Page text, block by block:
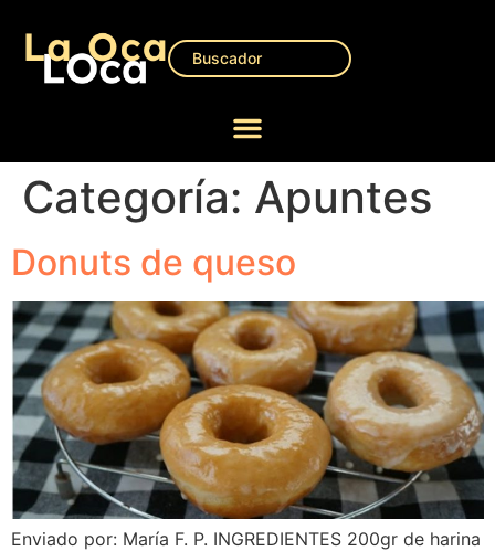
Categoría: Apuntes
Donuts de queso
Enviado por: María F. P. INGREDIENTES 200gr de harina